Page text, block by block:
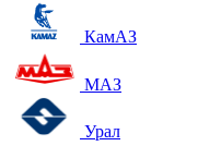
КамАЗ
МАЗ
Урал